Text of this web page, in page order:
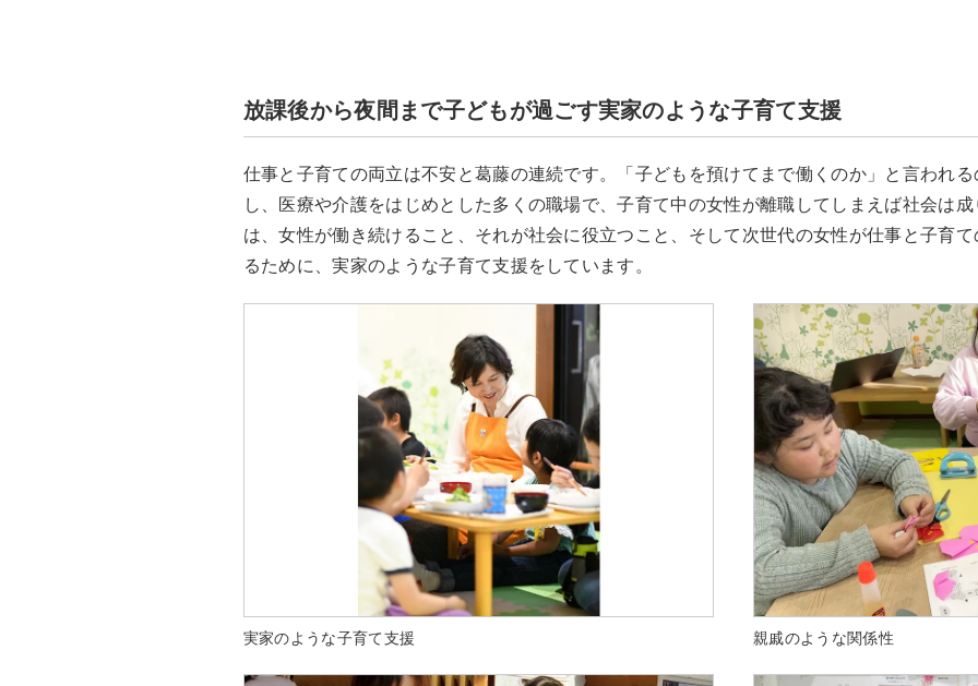
放課後から夜間まで子どもが過ごす実家のような子育て支援
仕事と子育ての両立は不安と葛藤の連続です。「子どもを預けてまで働くのか」と言われ
し、医療や介護をはじめとした多くの職場で、子育て中の女性が離職してしまえば社会は
は、女性が働き続けること、それが社会に役立つこと、そして次世代の女性が仕事と子育
るために、実家のような子育て支援をしています。
実家のような子育て支援 親戚のような関係性